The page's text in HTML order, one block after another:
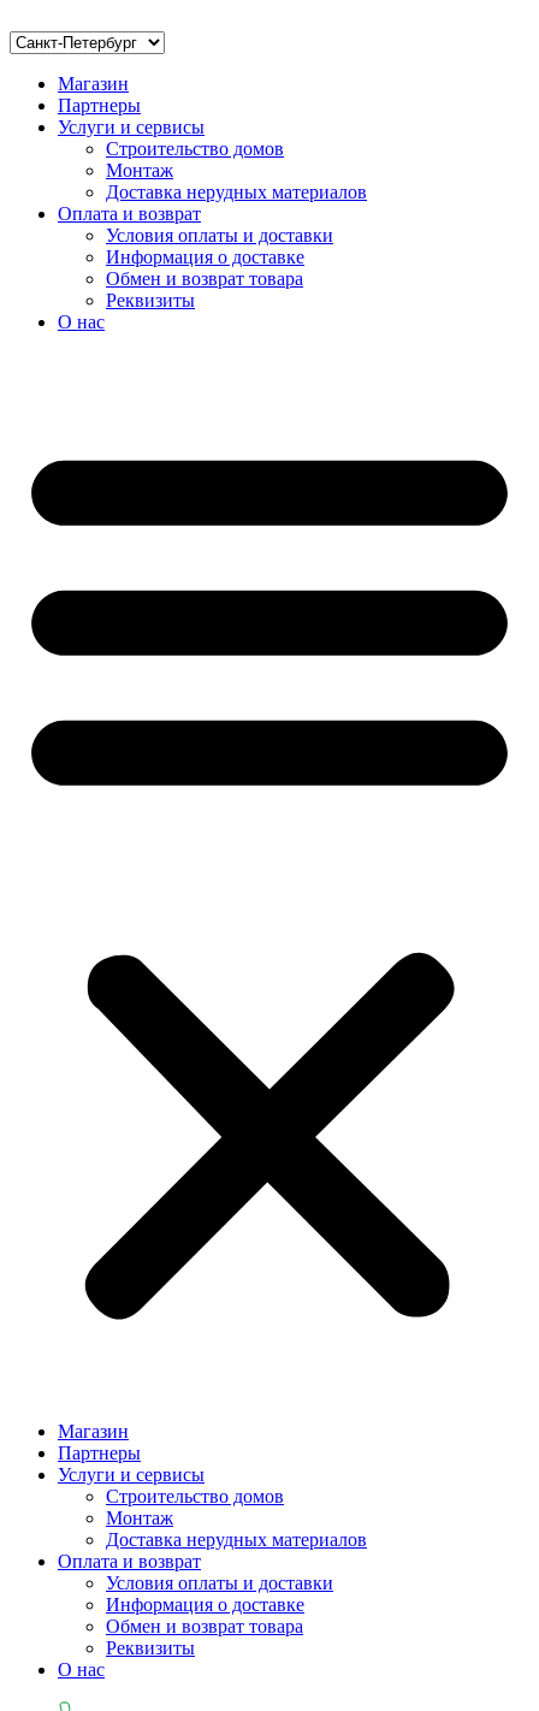
Магазин
Партнеры
Услуги и сервисы
Строительство домов
Монтаж
Доставка нерудных материалов
Оплата и возврат
Условия оплаты и доставки
Информация о доставке
Обмен и возврат товара
Реквизиты
О нас
Магазин
Партнеры
Услуги и сервисы
Строительство домов
Монтаж
Доставка нерудных материалов
Оплата и возврат
Условия оплаты и доставки
Информация о доставке
Обмен и возврат товара
Реквизиты
О нас